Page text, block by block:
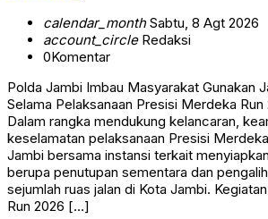
calendar_monthSabtu, 8 Agt 2026
account_circleRedaksi
0Komentar
Polda Jambi Imbau Masyarakat Gunakan
Selama Pelaksanaan Presisi Merdeka
Dalam rangka mendukung kelancaran,
keselamatan pelaksanaan Presisi
Jambi bersama instansi terkait
berupa penutupan sementara dan
sejumlah ruas jalan di Kota Jambi.
Run 2026 […]